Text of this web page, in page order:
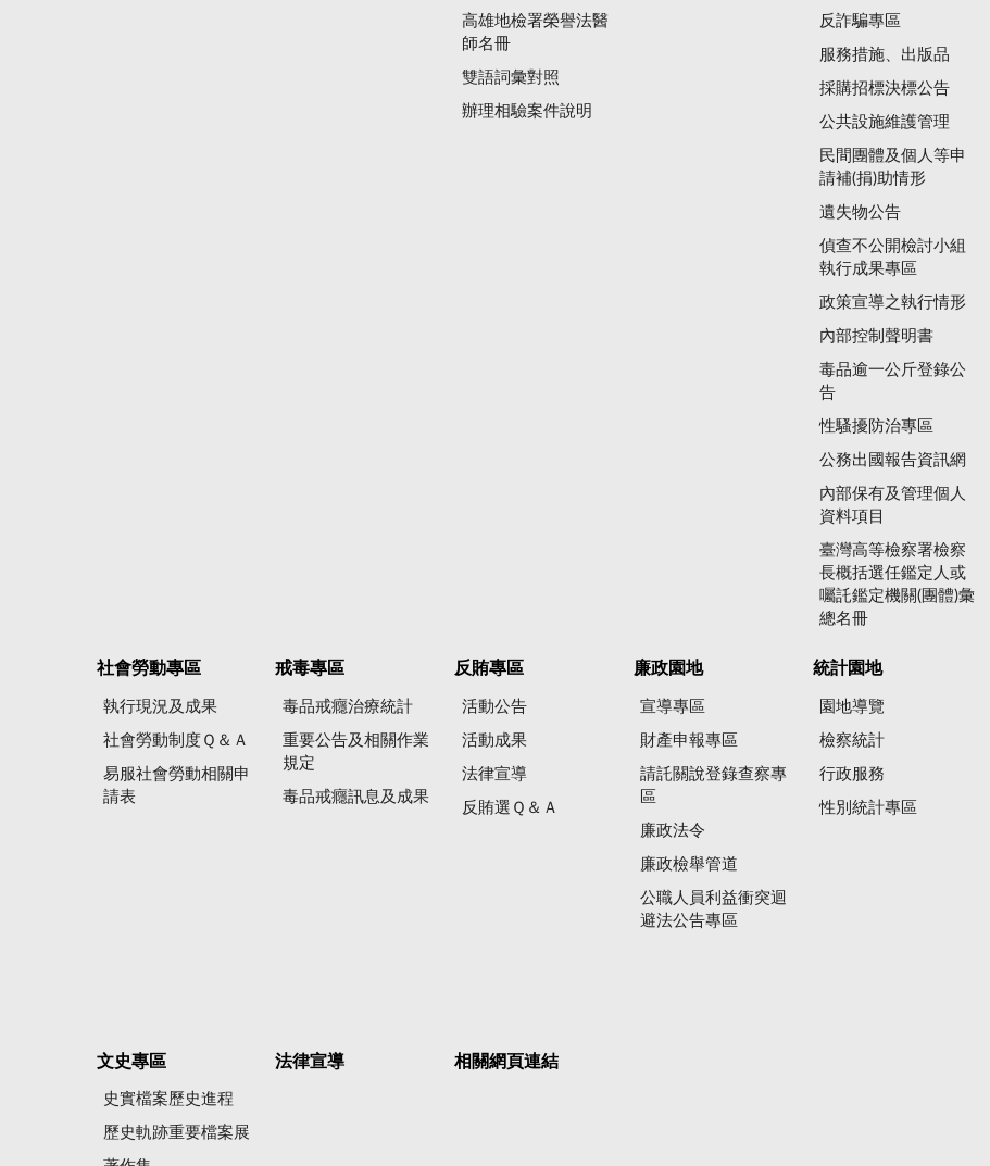
高雄地檢署榮譽法醫
師名冊
雙語詞彙對照
辦理相驗案件說明
反詐騙專區
服務措施、出版品
採購招標決標公告
公共設施維護管理
民間團體及個人等申
請補(捐)助情形
遺失物公告
偵查不公開檢討小組
執行成果專區
政策宣導之執行情形
內部控制聲明書
毒品逾一公斤登錄公
告
性騷擾防治專區
公務出國報告資訊網
內部保有及管理個人
資料項目
臺灣高等檢察署檢察
長概括選任鑑定人或
囑託鑑定機關(團體)彙
總名冊
社會勞動專區
執行現況及成果
社會勞動制度Ｑ＆Ａ
易服社會勞動相關申
請表
戒毒專區
毒品戒癮治療統計
重要公告及相關作業
規定
毒品戒癮訊息及成果
反賄專區
活動公告
活動成果
法律宣導
反賄選Ｑ＆Ａ
廉政園地
宣導專區
財產申報專區
請託關說登錄查察專
區
廉政法令
廉政檢舉管道
公職人員利益衝突迴
避法公告專區
統計園地
園地導覽
檢察統計
行政服務
性別統計專區
文史專區
史實檔案歷史進程
歷史軌跡重要檔案展
法律宣導 相關網頁連結